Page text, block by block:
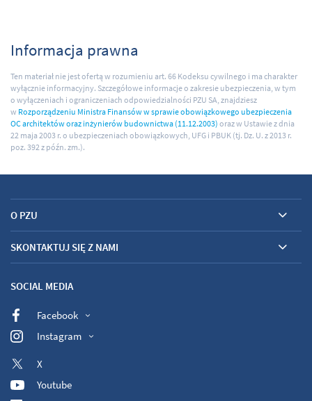
Informacja prawna
Ten materiał nie jest ofertą w rozumieniu art. 66 Kodeksu cywilnego i ma charakter
wyłącznie informacyjny. Szczegółowe informacje o zakresie ubezpieczenia, w tym
o wyłączeniach i ograniczeniach odpowiedzialności PZU SA, znajdziesz
w Rozporządzeniu Ministra Finansów w sprawie obowiązkowego ubezpieczenia
OC architektów oraz inżynierów budownictwa (11.12.2003) oraz w Ustawie z dnia
22 maja 2003 r. o ubezpieczeniach obowiązkowych, UFG i PBUK (tj. Dz. U. z 2013 r.
poz. 392 z późn. zm.).
O PZU
SKONTAKTUJ SIĘ Z NAMI
SOCIAL MEDIA
Facebook
Instagram
X
Youtube